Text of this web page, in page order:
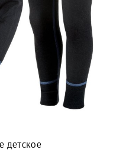
детское